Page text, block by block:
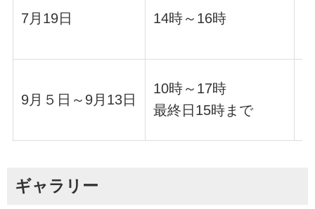
7月19日 14時～16時
9月５日～9月13日
10時～17時
最終日15時まで
ギャラリー